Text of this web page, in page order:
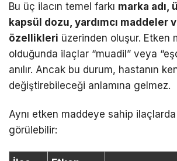
Bu üç ilacın temel farkı marka adı,
kapsül dozu, yardımcı maddeler
özellikleri üzerinden oluşur. Etken
olduğunda ilaçlar “muadil” veya
anılır. Ancak bu durum, hastanın
değiştirebileceği anlamına gelmez.
Aynı etken maddeye sahip
görülebilir: